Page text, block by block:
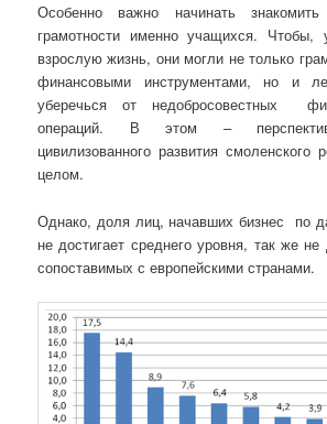
Особенно важно начинать
грамотности именно учащихся.
взрослую жизнь, они могли не только
финансовыми инструментами, но и
уберечься от недобросовестных
операций. В этом –
цивилизованного развития смоленского
целом.
Однако, доля лиц, начавших бизнес по
не достигает среднего уровня, так же не
сопоставимых с европейскими странами.